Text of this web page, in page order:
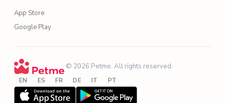
App Store
Google Play
·© 2026 Petme. All rights reserved.·
EN ES FR DE IT PT